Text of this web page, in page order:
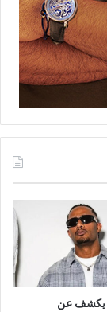
يكشف عن